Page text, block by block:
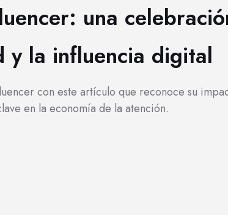
una
y la influencia digital
con este artículo que reconoce su
en la economía de la atención.